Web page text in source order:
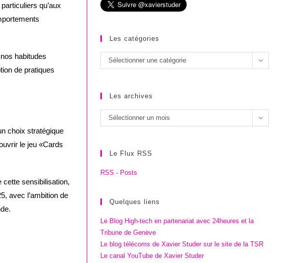
qu’aux
habitudes
de pratiques
choix stratégique
le jeu «Cards
cette sensibilisation,
avec l’ambition de
Les catégories
Les
catégories
Sélectionner une catégorie
Les archives
Les
archives
Sélectionner un mois
Le Flux RSS
RSS - Posts
Quelques liens
Le Blog High-tech en partenariat avec 24heures et la
Tribune de Genève
Le blog télécoms de Xavier Studer sur le site de la TSR
Le canal YouTube de Xavier Studer